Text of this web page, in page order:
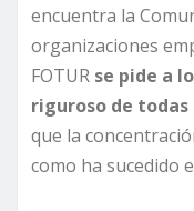
encuentra la
organizaciones
FOTUR se pide a
riguroso de todas
que la
como ha sucedido